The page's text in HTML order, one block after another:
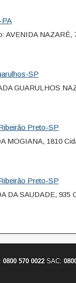
PA
AVENIDA NAZARÉ,
SP
GUARULHOS
Preto-SP
MOGIANA, 1810
Preto-SP
DA SAUDADE, 935
0800 570 0022 SAC: